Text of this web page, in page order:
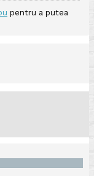
pentru a putea